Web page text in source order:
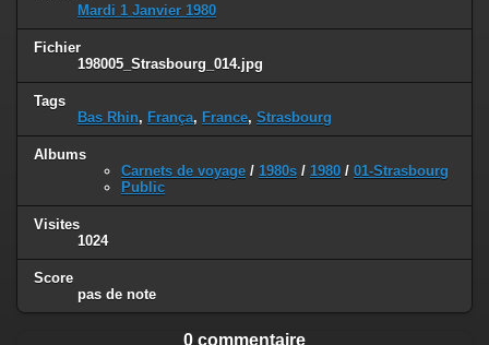
Mardi 1 Janvier 1980
Fichier
198005_Strasbourg_014.jpg
Tags
Bas Rhin, França, France, Strasbourg
Albums
Carnets de voyage / 1980s / 1980 / 01-Strasbourg
Public
Visites
1024
Score
pas de note
0 commentaire